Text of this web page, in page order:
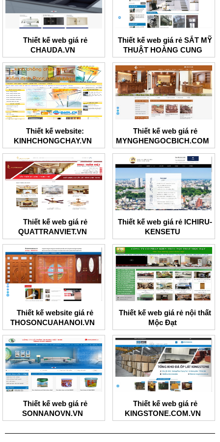
Thiết kế web giá rẻ
CHAUDA.VN
Thiết kế web giá rẻ SẮT MỸ
THUẬT HOÀNG CUNG
Thiết kế website:
KINHCHONGCHAY.VN
Thiết kế web giá rẻ
MYNGHENGOCBICH.COM
Thiết kế web giá rẻ
QUATTRANVIET.VN
Thiết kế web giá rẻ ICHIRU-
KENSETU
Thiết kế website giá rẻ
THOSONCUAHANOI.VN
Thiết kế web giá rẻ nội thất
Mộc Đạt
Thiết kế web giá rẻ
SONNANOVN.VN
Thiết kế web giá rẻ
KINGSTONE.COM.VN